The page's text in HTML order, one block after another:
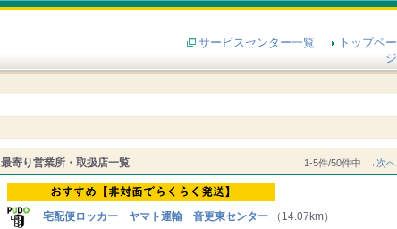
サービスセンター一覧
トップペー
ジ
最寄り営業所・取扱店一覧 1-5件/50件中 →次へ
宅配便ロッカー ヤマト運輸 音更東センター （14.07km）